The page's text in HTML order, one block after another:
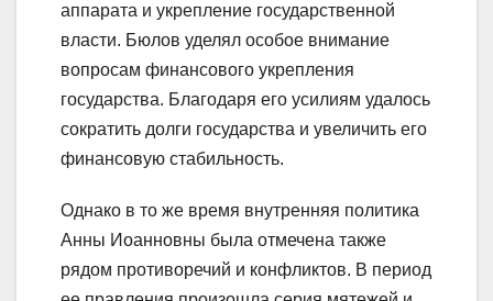
аппарата и укрепление государственной
власти. Бюлов уделял особое внимание
вопросам финансового укрепления
государства. Благодаря его усилиям удалось
сократить долги государства и увеличить его
финансовую стабильность.
Однако в то же время внутренняя политика
Анны Иоанновны была отмечена также
рядом противоречий и конфликтов. В период